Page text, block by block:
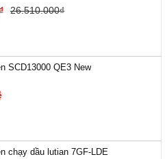
26.510.000₫
SCD13000 QE3 New
chạy dầu lutian 7GF-LDE